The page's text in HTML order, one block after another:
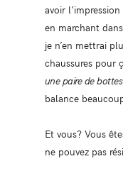
avoir
en marchant
je n’en mettrai
chaussures pour
une paire de
balance
Et vous? Vous
ne pouvez pas